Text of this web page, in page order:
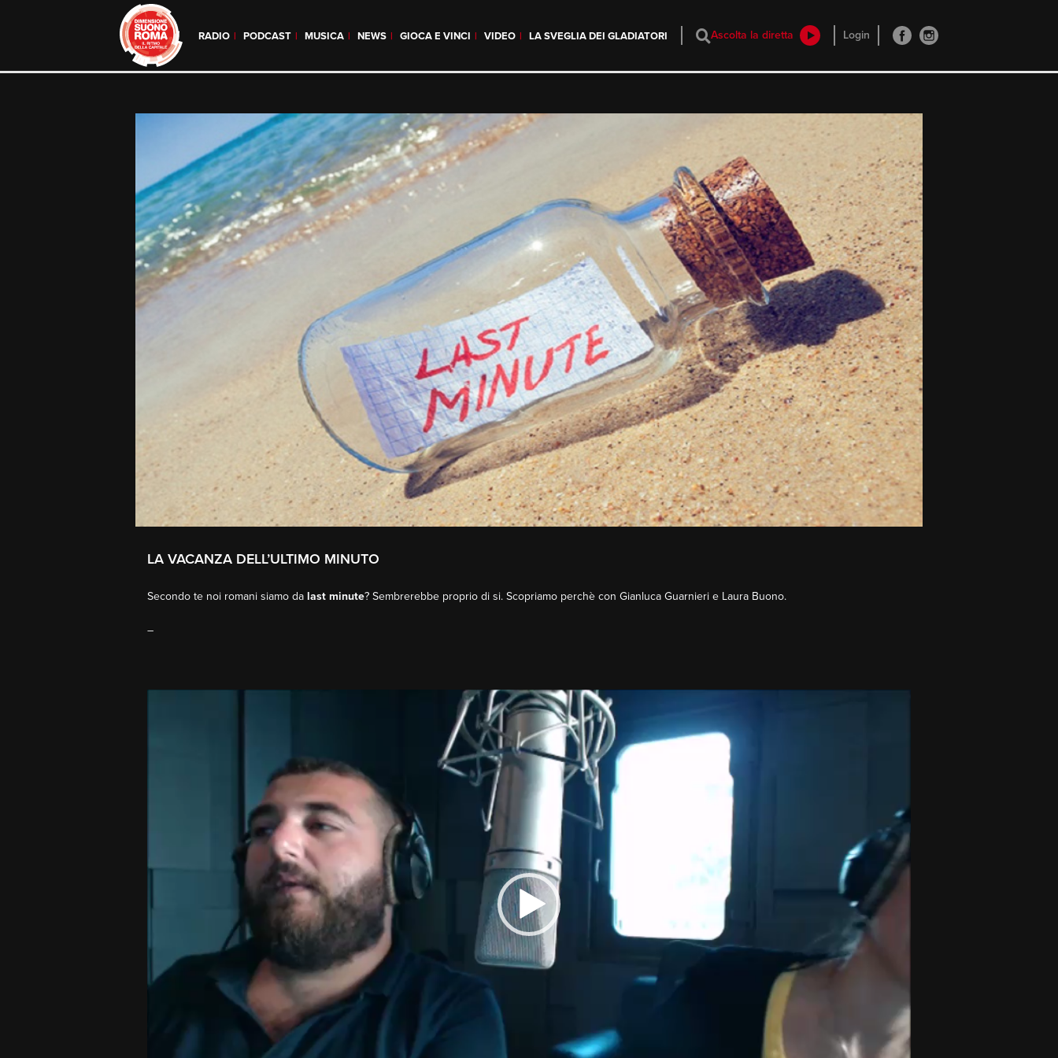
RADIO PODCAST MUSICA NEWS GIOCA E VINCI VIDEO LA SVEGLIA DEI GLADIATORI Ascolta la diretta Login
LA VACANZA DELL’ULTIMO MINUTO
Secondo te noi romani siamo da last minute? Sembrerebbe proprio di si. Scopriamo perchè con Gianluca Guarnieri e Laura Buono.
–